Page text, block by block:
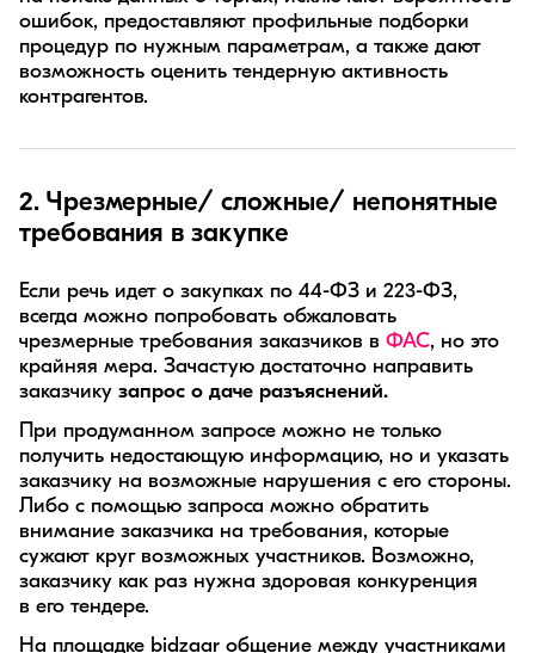
ошибок, предоставляют профильные подборки
процедур по нужным параметрам, а также дают
возможность оценить тендерную активность
контрагентов.
2. Чрезмерные/ сложные/ непонятные
требования в закупке
Если речь идет о закупках по 44-ФЗ и 223-ФЗ,
всегда можно попробовать обжаловать
чрезмерные требования заказчиков в ФАС, но это
крайняя мера. Зачастую достаточно направить
заказчику запрос о даче разъяснений.
При продуманном запросе можно не только
получить недостающую информацию, но и указать
заказчику на возможные нарушения с его стороны.
Либо с помощью запроса можно обратить
внимание заказчика на требования, которые
сужают круг возможных участников. Возможно,
заказчику как раз нужна здоровая конкуренция
в его тендере.
На площадке bidzaar общение между участниками